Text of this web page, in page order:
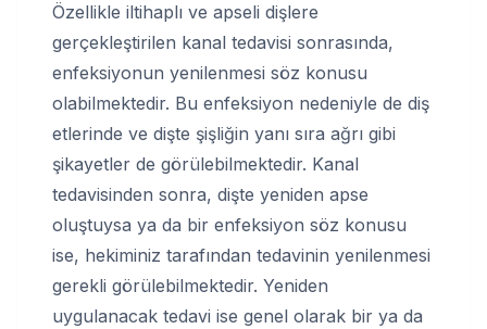
Özellikle iltihaplı ve apseli dişlere
gerçekleştirilen kanal tedavisi sonrasında,
enfeksiyonun yenilenmesi söz konusu
olabilmektedir. Bu enfeksiyon nedeniyle de diş
etlerinde ve dişte şişliğin yanı sıra ağrı gibi
şikayetler de görülebilmektedir. Kanal
tedavisinden sonra, dişte yeniden apse
oluştuysa ya da bir enfeksiyon söz konusu
ise, hekiminiz tarafından tedavinin yenilenmesi
gerekli görülebilmektedir. Yeniden
uygulanacak tedavi ise genel olarak bir ya da